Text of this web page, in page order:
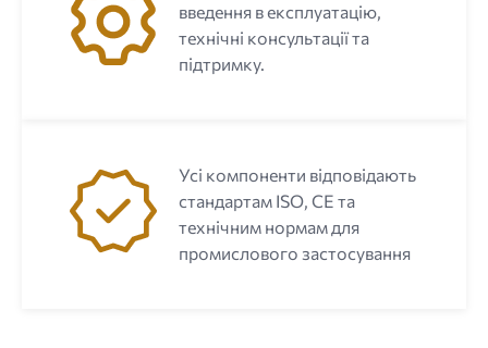
введення в експлуатацію,
технічні консультації та
підтримку.
Усі компоненти відповідають
стандартам ISO, CE та
технічним нормам для
промислового застосування